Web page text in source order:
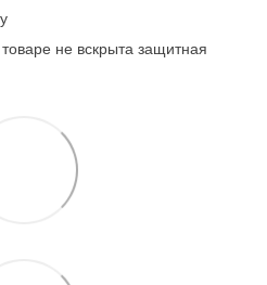
не вскрыта защитная